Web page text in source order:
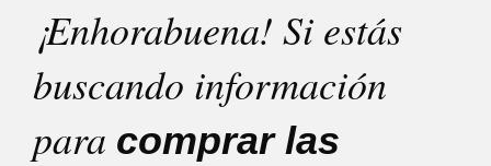
¡Enhorabuena! Si estás
buscando información
para comprar las